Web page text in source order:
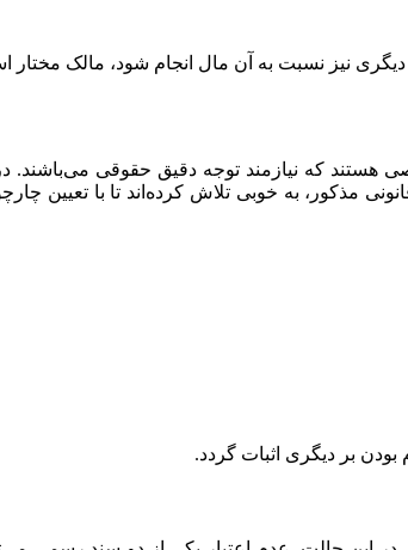
نیز نسبت به آن مال انجام شود، مالک
که نیازمند توجه دقیق حقوقی می‌باشند.
مذکور، به خوبی تلاش کرده‌اند تا با
بودن بر دیگری اثبات گردد.